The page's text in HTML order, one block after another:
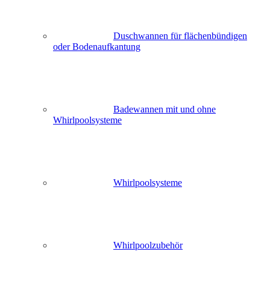
Duschwannen für flächenbündigen
oder Bodenaufkantung
Badewannen mit und ohne
Whirlpoolsysteme
Whirlpoolsysteme
Whirlpoolzubehör